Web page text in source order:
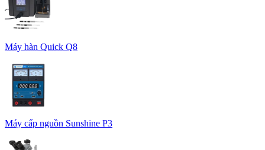
Máy hàn Quick Q8
Máy cấp nguồn Sunshine P3